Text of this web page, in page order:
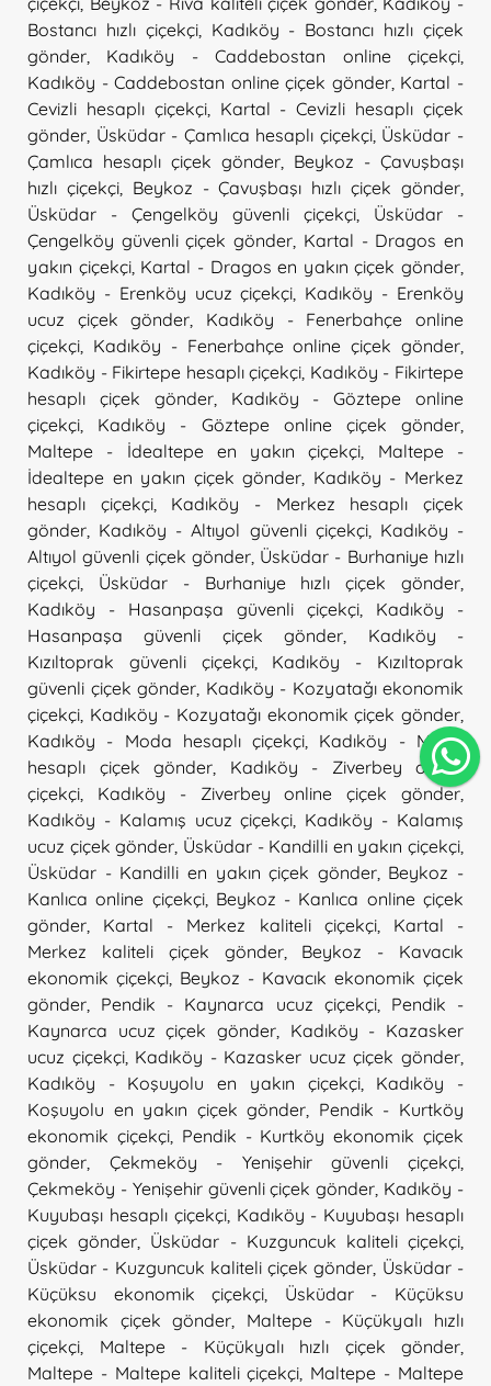
Bostancı hızlı çiçekçi, Kadıköy - Bostancı hızlı çiçek
gönder
Kadıköy - Caddebostan online çiçekçi
Kadıköy - Caddebostan online çiçek gönder, Kartal -
Cevizli hesaplı çiçekçi, Kartal - Cevizli hesaplı çiçek
gönder Üsküdar - Çamlıca hesaplı çiçekçi, Üsküdar -
Çamlıca hesaplı çiçek gönder
Beykoz - Çavuşbaşı
hızlı çiçekçi, Beykoz - Çavuşbaşı hızlı çiçek gönder
Üsküdar - Çengelköy güvenli çiçekçi
Üsküdar -
Çengelköy güvenli çiçek gönder Kartal - Dragos en
yakın çiçekçi, Kartal - Dragos en yakın çiçek gönder
Kadıköy - Erenköy ucuz çiçekçi Kadıköy - Erenköy
ucuz çiçek gönder
Kadıköy - Fenerbahçe online
çiçekçi
Kadıköy - Fenerbahçe online çiçek gönder
Kadıköy - Fikirtepe hesaplı çiçekçi Kadıköy - Fikirtepe
hesaplı çiçek gönder, Kadıköy - Göztepe online
çiçekçi
Kadıköy - Göztepe online çiçek gönder
Maltepe - İdealtepe en yakın çiçekçi
Maltepe -
İdealtepe en yakın çiçek gönder Kadıköy - Merkez
hesaplı çiçekçi, Kadıköy - Merkez hesaplı çiçek
gönder Kadıköy - Altıyol güvenli çiçekçi, Kadıköy -
Altıyol güvenli çiçek gönder, Üsküdar - Burhaniye hızlı
çiçekçi
Üsküdar - Burhaniye hızlı çiçek gönder
Kadıköy - Hasanpaşa güvenli çiçekçi
Kadıköy -
Hasanpaşa güvenli çiçek gönder
Kadıköy -
Kızıltoprak güvenli çiçekçi, Kadıköy - Kızıltoprak
güvenli çiçek gönder Kadıköy - Kozyatağı ekonomik
çiçekçi Kadıköy - Kozyatağı ekonomik çiçek gönder
Kadıköy - Moda hesaplı çiçekçi
Kadıköy - Moda
hesaplı çiçek gönder
Kadıköy - Ziverbey online
çiçekçi
Kadıköy - Ziverbey online çiçek gönder,
Kadıköy - Kalamış ucuz çiçekçi Kadıköy - Kalamış
ucuz çiçek gönder Üsküdar - Kandilli en yakın çiçekçi
Üsküdar - Kandilli en yakın çiçek gönder, Beykoz -
Kanlıca online çiçekçi, Beykoz - Kanlıca online çiçek
gönder
Kartal - Merkez kaliteli çiçekçi, Kartal -
Merkez kaliteli çiçek gönder, Beykoz - Kavacık
ekonomik çiçekçi Beykoz - Kavacık ekonomik çiçek
gönder
Pendik - Kaynarca ucuz çiçekçi, Pendik -
Kaynarca ucuz çiçek gönder
Kadıköy - Kazasker
ucuz çiçekçi, Kadıköy - Kazasker ucuz çiçek gönder
Kadıköy - Koşuyolu en yakın çiçekçi, Kadıköy -
Koşuyolu en yakın çiçek gönder
Pendik - Kurtköy
ekonomik çiçekçi, Pendik - Kurtköy ekonomik çiçek
gönder
Çekmeköy - Yenişehir güvenli çiçekçi
Çekmeköy - Yenişehir güvenli çiçek gönder Kadıköy -
Kuyubaşı hesaplı çiçekçi, Kadıköy - Kuyubaşı hesaplı
çiçek gönder
Üsküdar - Kuzguncuk kaliteli çiçekçi
Üsküdar - Kuzguncuk kaliteli çiçek gönder Üsküdar -
Küçüksu ekonomik çiçekçi
Üsküdar - Küçüksu
ekonomik çiçek gönder
Maltepe - Küçükyalı hızlı
çiçekçi
Maltepe - Küçükyalı hızlı çiçek gönder
Maltepe - Maltepe kaliteli çiçekçi Maltepe - Maltepe